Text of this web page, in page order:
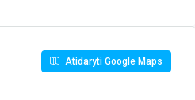
Atidaryti Google Maps